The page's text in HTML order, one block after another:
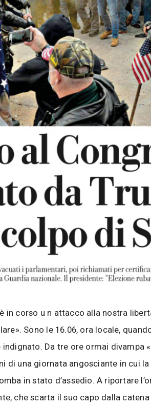
in corso u n attacco alla nostra
Sono le 16.06, ora locale,
indignato. Da tre ore ormai divampa
di una giornata angosciante in cui
in stato d’assedio. A riportare
che scarta il suo capo dalla